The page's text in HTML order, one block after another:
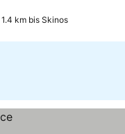
1.4 km bis Skinos